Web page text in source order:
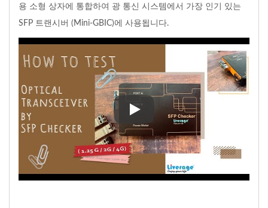
용 소형 상자에 통합하여 광 통신 시스템에서 가장 인기 있는
SFP 트랜시버 (Mini-GBIC)에 사용됩니다.
SFP Checker를 사용하여 (1.